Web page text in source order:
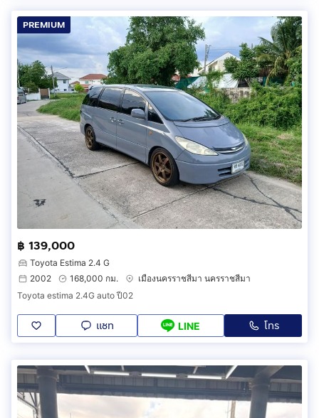
PREMIUM
฿ 139,000
Toyota Estima 2.4 G
2002
168,000 กม.
เมืองนครราชสีมา นครราชสีมา
Toyota estima 2.4G auto ปี02
แชท LINE โทร